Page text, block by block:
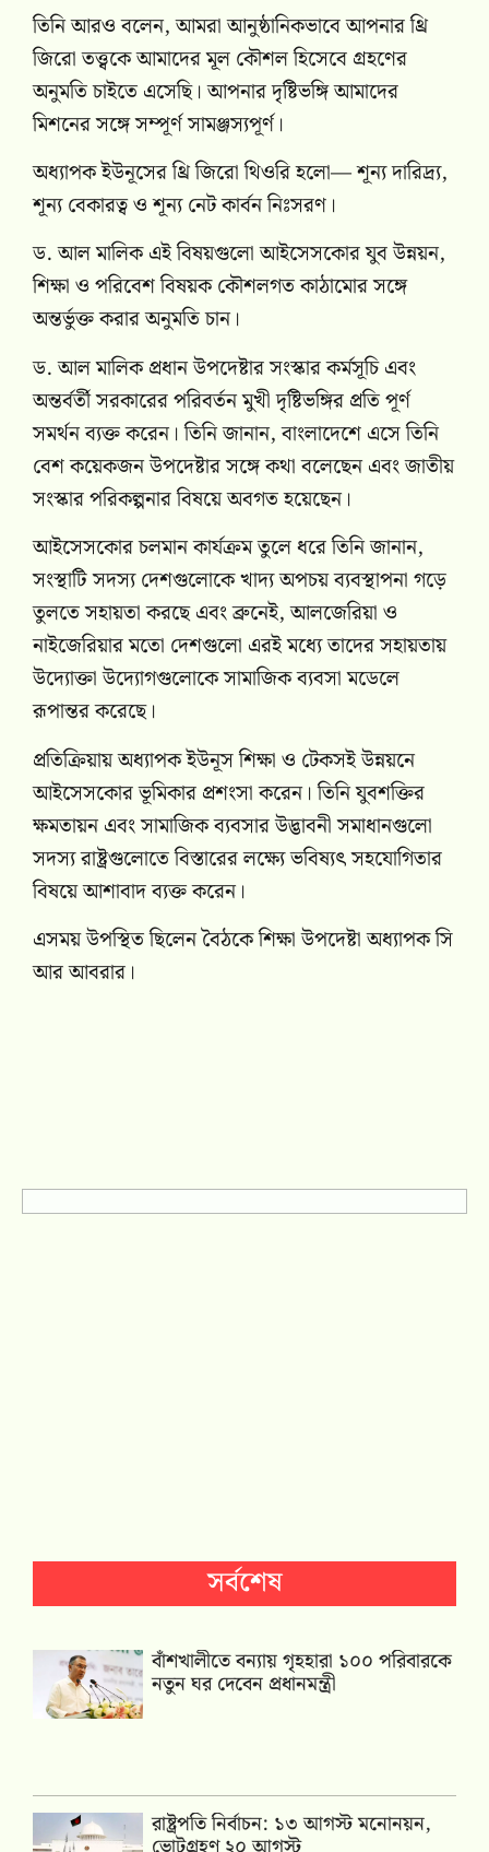
তিনি আরও বলেন, আমরা আনুষ্ঠানিকভাবে আপনার থ্রি
জিরো তত্ত্বকে আমাদের মূল কৌশল হিসেবে গ্রহণের
অনুমতি চাইতে এসেছি। আপনার দৃষ্টিভঙ্গি আমাদের
মিশনের সঙ্গে সম্পূর্ণ সামঞ্জস্যপূর্ণ।
অধ্যাপক ইউনূসের থ্রি জিরো থিওরি হলো— শূন্য দারিদ্র্য,
শূন্য বেকারত্ব ও শূন্য নেট কার্বন নিঃসরণ।
ড. আল মালিক এই বিষয়গুলো আইসেসকোর যুব উন্নয়ন,
শিক্ষা ও পরিবেশ বিষয়ক কৌশলগত কাঠামোর সঙ্গে
অন্তর্ভুক্ত করার অনুমতি চান।
ড. আল মালিক প্রধান উপদেষ্টার সংস্কার কর্মসূচি এবং
অন্তর্বর্তী সরকারের পরিবর্তন মুখী দৃষ্টিভঙ্গির প্রতি পূর্ণ
সমর্থন ব্যক্ত করেন। তিনি জানান, বাংলাদেশে এসে তিনি
বেশ কয়েকজন উপদেষ্টার সঙ্গে কথা বলেছেন এবং জাতীয়
সংস্কার পরিকল্পনার বিষয়ে অবগত হয়েছেন।
আইসেসকোর চলমান কার্যক্রম তুলে ধরে তিনি জানান,
সংস্থাটি সদস্য দেশগুলোকে খাদ্য অপচয় ব্যবস্থাপনা গড়ে
তুলতে সহায়তা করছে এবং ব্রুনেই, আলজেরিয়া ও
নাইজেরিয়ার মতো দেশগুলো এরই মধ্যে তাদের সহায়তায়
উদ্যোক্তা উদ্যোগগুলোকে সামাজিক ব্যবসা মডেলে
রূপান্তর করেছে।
প্রতিক্রিয়ায় অধ্যাপক ইউনূস শিক্ষা ও টেকসই উন্নয়নে
আইসেসকোর ভূমিকার প্রশংসা করেন। তিনি যুবশক্তির
ক্ষমতায়ন এবং সামাজিক ব্যবসার উদ্ভাবনী সমাধানগুলো
সদস্য রাষ্ট্রগুলোতে বিস্তারের লক্ষ্যে ভবিষ্যৎ সহযোগিতার
বিষয়ে আশাবাদ ব্যক্ত করেন।
এসময় উপস্থিত ছিলেন বৈঠকে শিক্ষা উপদেষ্টা অধ্যাপক সি
আর আবরার।
সর্বশেষ
বাঁশখালীতে বন্যায় গৃহহারা ১০০ পরিবারকে
নতুন ঘর দেবেন প্রধানমন্ত্রী
রাষ্ট্রপতি নির্বাচন: ১৩ আগস্ট মনোনয়ন,